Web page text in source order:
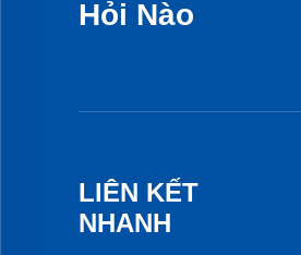
Hỏi Nào
LIÊN KẾT
NHANH